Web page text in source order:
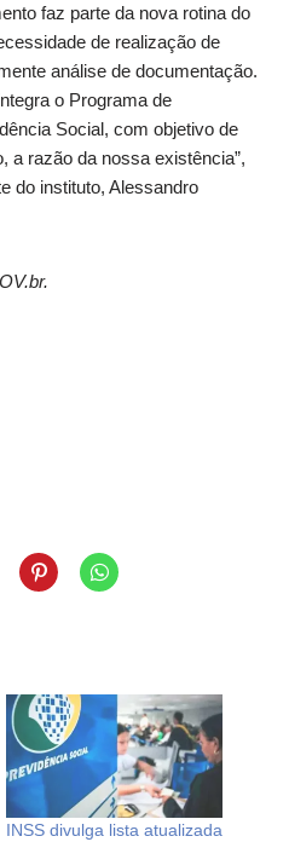
faz parte da nova rotina do
de realização de
análise de documentação.
o Programa de
Social, com objetivo de
a razão da nossa existência”,
do instituto, Alessandro
INSS divulga lista atualizada